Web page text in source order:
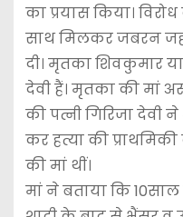
का प्रयास किया।
साथ मिलकर जबरन
दी। मृतका शिवकुमार
देवी हैं। मृतका की मां
की पत्नी गिरिजा देवी
कर हत्या की प्राथमिकी
की मां थीं।
मां ने बताया कि 10साल